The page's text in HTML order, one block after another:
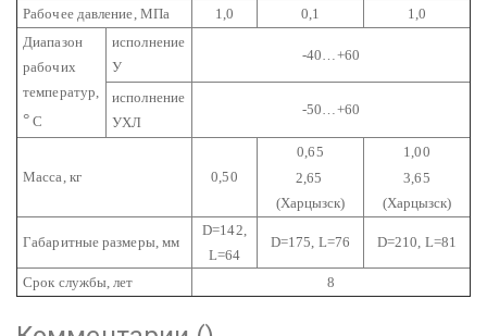
Рабочее давление, МПа 1,0 0,1
1,0
Диапазон
рабочих
температур,
° С
исполнение
У
-40…+60
исполнение
УХЛ
-50…+60
Масса, кг 0,50
0,65
2,65
(Харцызск)
1,00
3,65
(Харцызск)
Габаритные размеры, мм
D=142,
L=64
D=175, L=76 D=210, L=81
Срок службы, лет 8